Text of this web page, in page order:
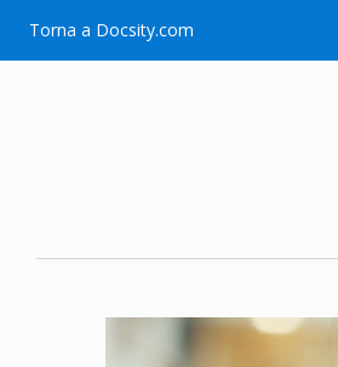
al
Torna a Docsity.com